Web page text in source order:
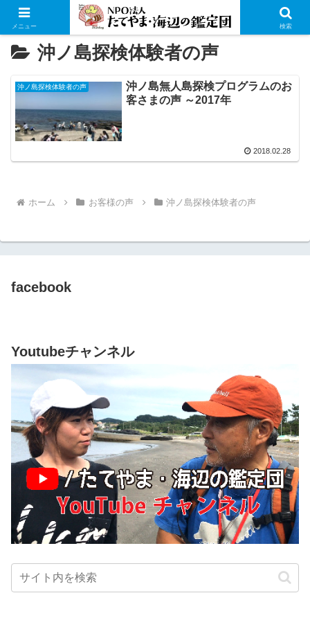
沖ノ島探検体験者の声
沖ノ島探検体験者の声
沖ノ島無人島探検プログラムのお
客さまの声 ～2017年
2018.02.28
ホーム お客様の声 沖ノ島探検体験者の声
facebook
Youtubeチャンネル
メニュー 検索